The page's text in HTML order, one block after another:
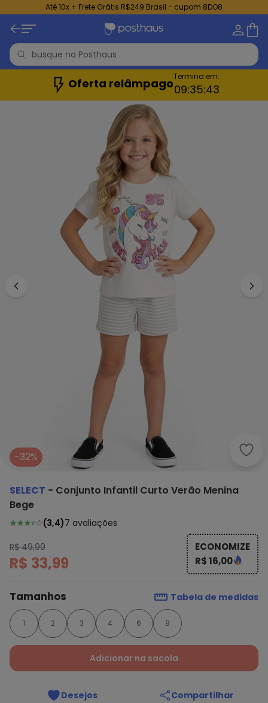
Até 10x + Frete Grátis R$249 Brasil - cupom 8DO8
Oferta relâmpagoTermina em:
09:35:41
-32%
SELECT - Conjunto Infantil Curto Verão Menina
Bege
(3,4)7 avaliações
R$ 49,99
R$ 33,99
ECONOMIZE
R$ 16,00
Tamanhos Tabela de medidas
1 2 3 4 6 8
Adicionar na sacola
Desejos Compartilhar